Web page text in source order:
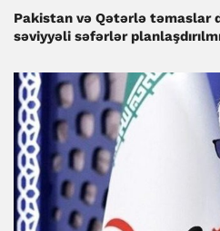
Pakistan və Qətərlə təmaslar
səviyyəli səfərlər